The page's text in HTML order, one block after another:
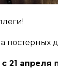
постерных
с 21 апреля